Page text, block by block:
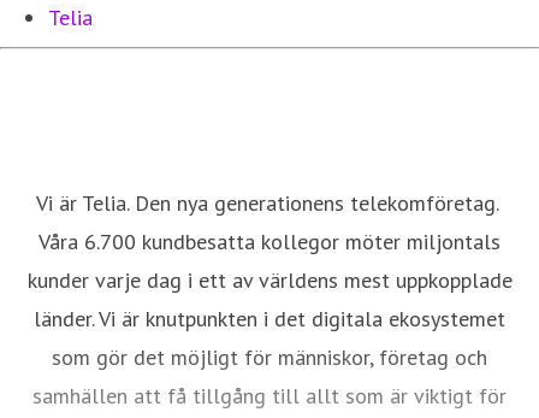
Telia
Vi är Telia. Den nya generationens telekomföretag.
Våra 6.700 kundbesatta kollegor möter miljontals
kunder varje dag i ett av världens mest uppkopplade
länder. Vi är knutpunkten i det digitala ekosystemet
som gör det möjligt för människor, företag och
samhällen att få tillgång till allt som är viktigt för